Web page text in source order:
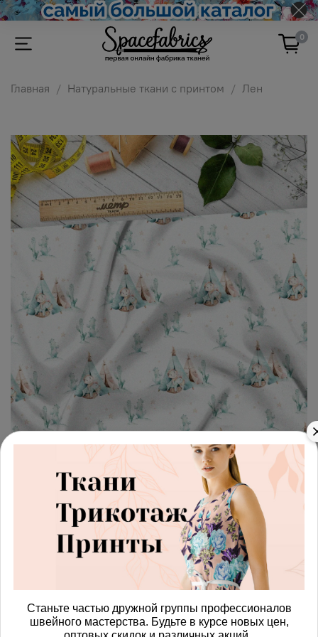
0
Главная Натуральные ткани с принтом Лен
(0) арт. 4287575_linen
Ткань лен сказочные вигвамы
Получить доступ к оптовым ценам
1180.00 руб
В корзину
Изменить масштаб
Станьте частью дружной группы профессионалов
швейного мастерства. Будьте в курсе новых цен,